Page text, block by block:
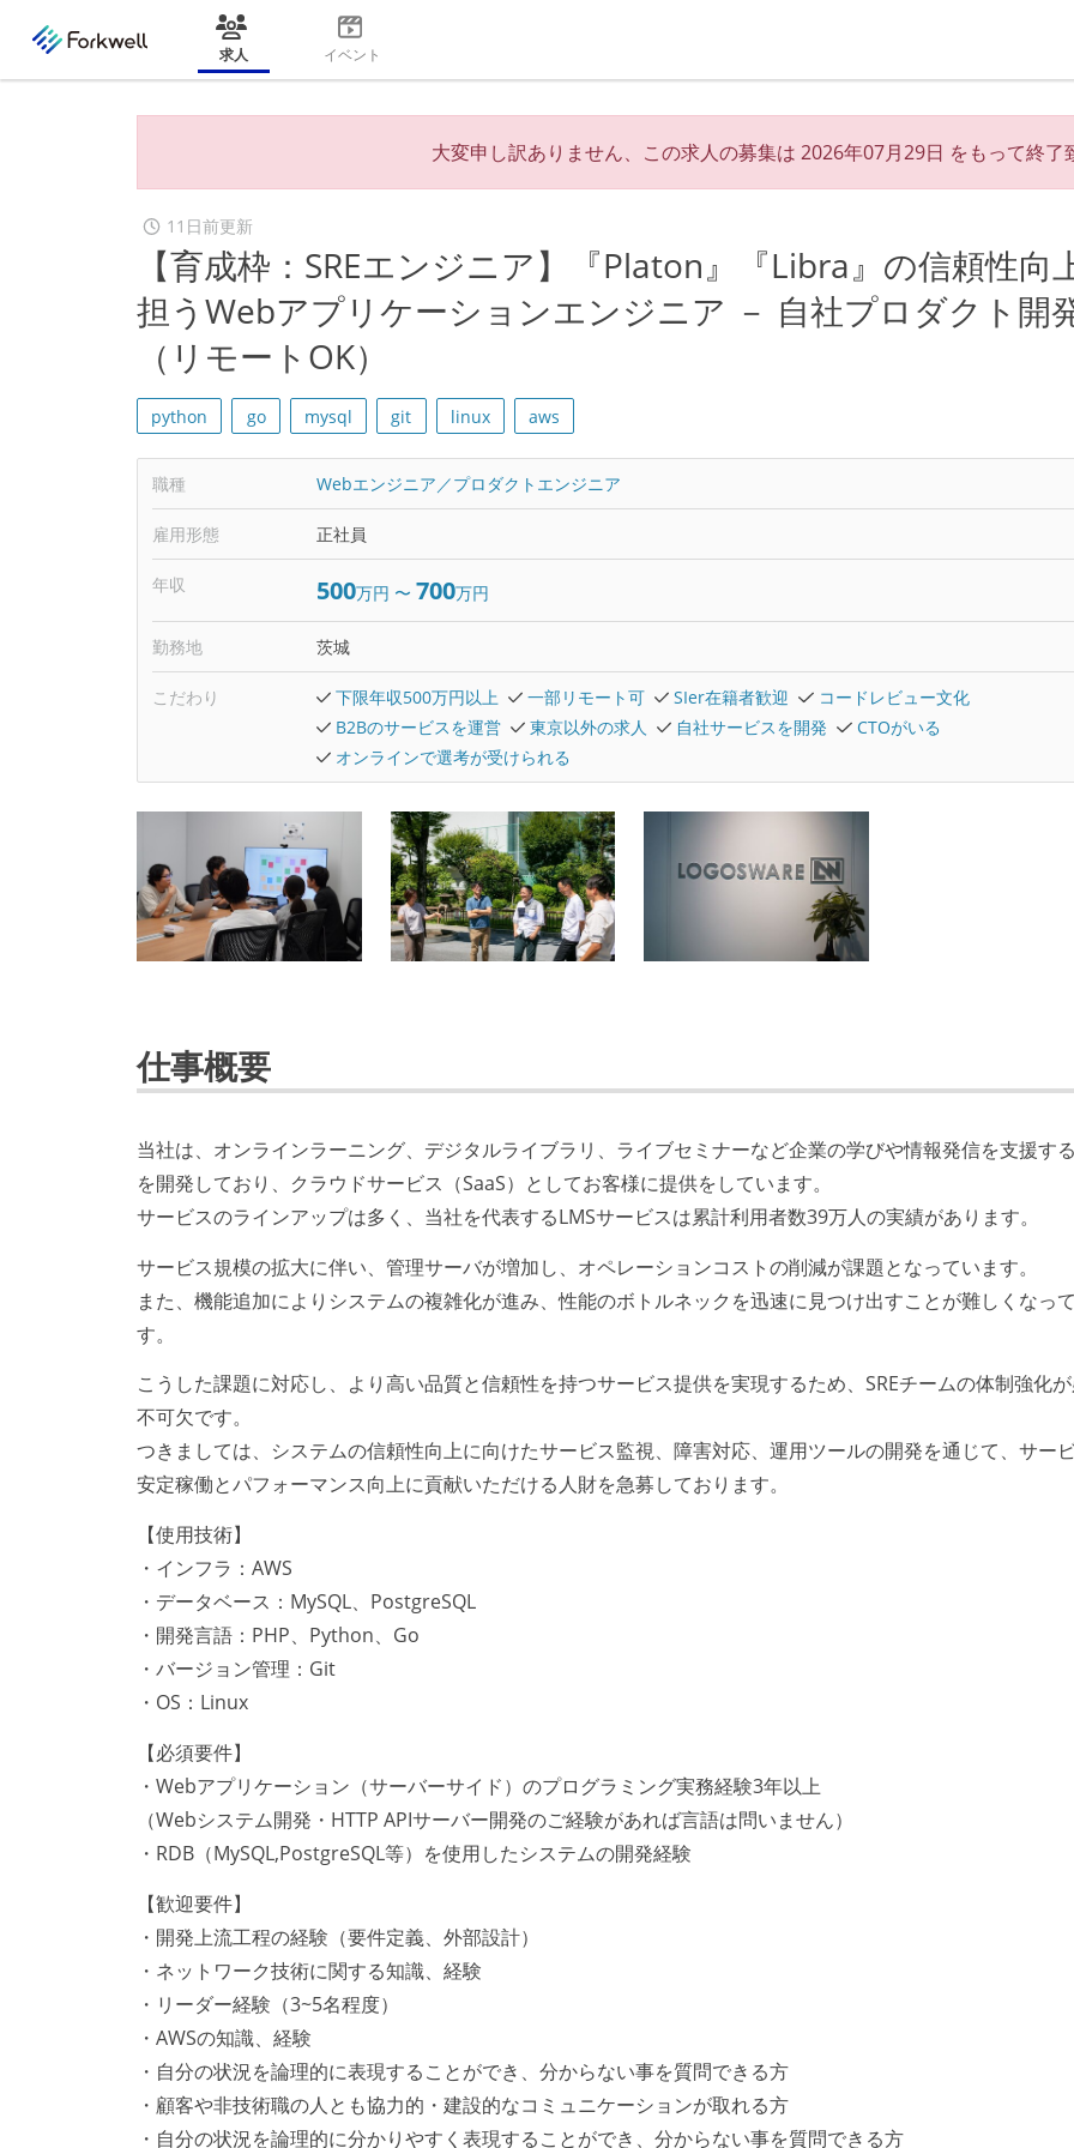
求人 イベント
大変申し訳ありません、この求人の募集は 2026年07月29日 をもって終了
11日前更新
【育成枠：SREエンジニア】『Platon』『Libra』の信頼性向
担うWebアプリケーションエンジニア － 自社プロダクト開
（リモートOK）
python go mysql git linux aws
職種 Webエンジニア／プロダクトエンジニア
雇用形態 正社員
年収 500万円 〜 700万円
勤務地 茨城
こだわり 下限年収500万円以上 一部リモート可 SIer在籍者歓迎
コードレビュー文化
B2Bのサービスを運営
東京以外の求人 自社サービスを開発
CTOがいる
オンラインで選考が受けられる
仕事概要
当社は、オンラインラーニング、デジタルライブラリ、ライブセミナーなど企業の学びや情報発信を支援す
を開発しており、クラウドサービス（SaaS）としてお客様に提供をしています。
サービスのラインアップは多く、当社を代表するLMSサービスは累計利用者数39万人の実績があります。
サービス規模の拡大に伴い、管理サーバが増加し、オペレーションコストの削減が課題となっています。
また、機能追加によりシステムの複雑化が進み、性能のボトルネックを迅速に見つけ出すことが難しくなっ
す。
こうした課題に対応し、より高い品質と信頼性を持つサービス提供を実現するため、SREチームの体制強化
不可欠です。
つきましては、システムの信頼性向上に向けたサービス監視、障害対応、運用ツールの開発を通じて、サー
安定稼働とパフォーマンス向上に貢献いただける人財を急募しております。
【使用技術】
・インフラ：AWS
・データベース：MySQL、PostgreSQL
・開発言語：PHP、Python、Go
・バージョン管理：Git
・OS：Linux
【必須要件】
・Webアプリケーション（サーバーサイド）のプログラミング実務経験3年以上
（Webシステム開発・HTTP APIサーバー開発のご経験があれば言語は問いません）
・RDB（MySQL,PostgreSQL等）を使用したシステムの開発経験
【歓迎要件】
・開発上流工程の経験（要件定義、外部設計）
・ネットワーク技術に関する知識、経験
・リーダー経験（3~5名程度）
・AWSの知識、経験
・自分の状況を論理的に表現することができ、分からない事を質問できる方
・顧客や非技術職の人とも協力的・建設的なコミュニケーションが取れる方
・自分の状況を論理的に分かりやすく表現することができ、分からない事を質問できる方